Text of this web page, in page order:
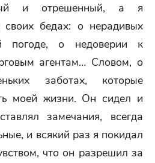
и отрешенный, а я
бедах: о нерадивых
погоде, о недоверии к
агентам… Словом, о
заботах, которые
моей жизни. Он сидел и
замечания, всегда
и всякий раз я покидал
что он разрешил за